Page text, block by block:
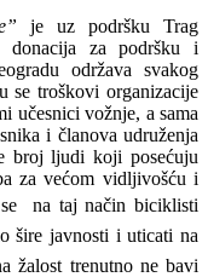
je uz podršku Trag
donacija za podršku i
održava svakog
se troškovi organizacije
učesnici vožnje, a sama
i članova udruženja
broj ljudi koji posećuju
za većom vidljivošću i
na taj način biciklisti
šire javnosti i uticati na
žalost trenutno ne bavi